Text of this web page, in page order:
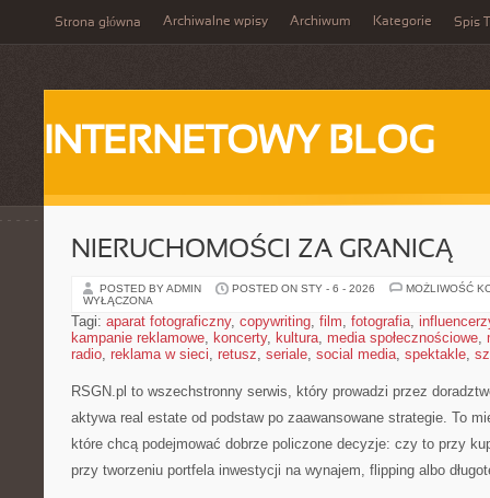
Strona główna Archiwalne wpisy Archiwum Kategorie Spis
INTERNETOWY BLOG
NIERUCHOMOŚCI ZA GRANICĄ
POSTED BY ADMIN POSTED ON STY - 6 - 2026
MOŻLIWOŚĆ
WYŁĄCZONA
Tagi: aparat fotograficzny, copywriting, film, fotografia,
kampanie reklamowe, koncerty, kultura, media społecznościowe,
radio, reklama w sieci, retusz, seriale, social media, spektakle,
RSGN.pl to wszechstronny serwis, który prowadzi przez
aktywa real estate od podstaw po zaawansowane strategie. To
które chcą podejmować dobrze policzone decyzje: czy to przy
przy tworzeniu portfela inwestycji na wynajem, flipping albo